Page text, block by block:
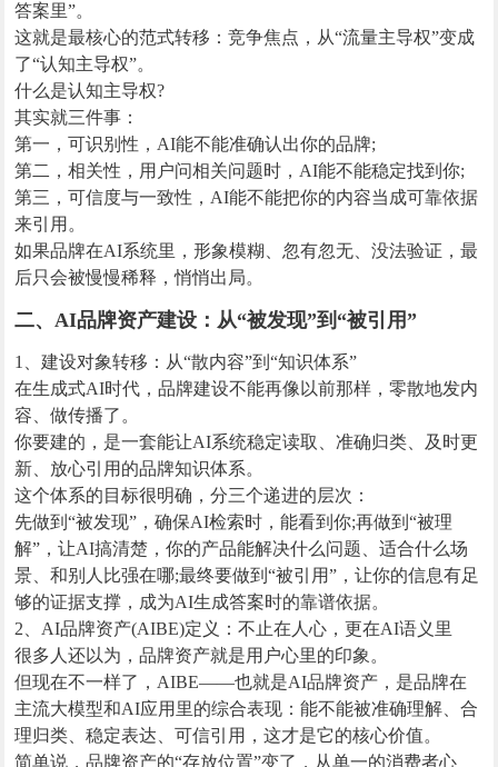
答案里”。
这就是最核心的范式转移：竞争焦点，从“流量主导权”变成
了“认知主导权”。
什么是认知主导权?
其实就三件事：
第一，可识别性，AI能不能准确认出你的品牌;
第二，相关性，用户问相关问题时，AI能不能稳定找到你;
第三，可信度与一致性，AI能不能把你的内容当成可靠依据
来引用。
如果品牌在AI系统里，形象模糊、忽有忽无、没法验证，最
后只会被慢慢稀释，悄悄出局。
二、AI品牌资产建设：从“被发现”到“被引用”
1、建设对象转移：从“散内容”到“知识体系”
在生成式AI时代，品牌建设不能再像以前那样，零散地发内
容、做传播了。
你要建的，是一套能让AI系统稳定读取、准确归类、及时更
新、放心引用的品牌知识体系。
这个体系的目标很明确，分三个递进的层次：
先做到“被发现”，确保AI检索时，能看到你;再做到“被理
解”，让AI搞清楚，你的产品能解决什么问题、适合什么场
景、和别人比强在哪;最终要做到“被引用”，让你的信息有足
够的证据支撑，成为AI生成答案时的靠谱依据。
2、AI品牌资产(AIBE)定义：不止在人心，更在AI语义里
很多人还以为，品牌资产就是用户心里的印象。
但现在不一样了，AIBE——也就是AI品牌资产，是品牌在
主流大模型和AI应用里的综合表现：能不能被准确理解、合
理归类、稳定表达、可信引用，这才是它的核心价值。
简单说，品牌资产的“存放位置”变了，从单一的消费者心